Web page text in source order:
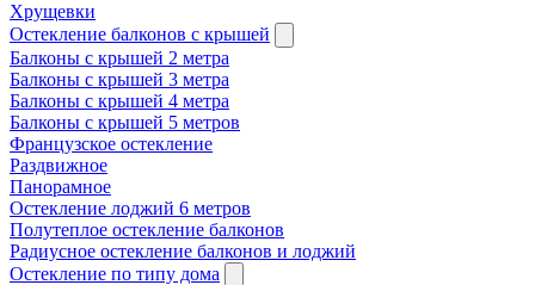
Хрущевки
Остекление балконов с крышей
Балконы с крышей 2 метра
Балконы с крышей 3 метра
Балконы с крышей 4 метра
Балконы с крышей 5 метров
Французское остекление
Раздвижное
Панорамное
Остекление лоджий 6 метров
Полутеплое остекление балконов
Радиусное остекление балконов и лоджий
Остекление по типу дома